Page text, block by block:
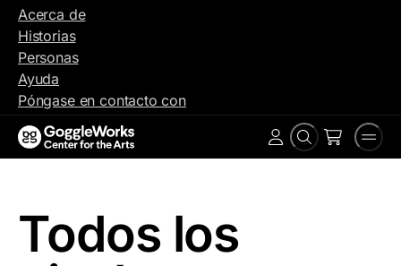
contenido
Acerca de
Historias
Personas
Ayuda
Póngase en contacto con
Buscar
en
Cuenta
Todos los